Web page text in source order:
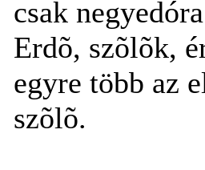
csak
Erdõ, szõlõk,
egyre több az
szõlõ.